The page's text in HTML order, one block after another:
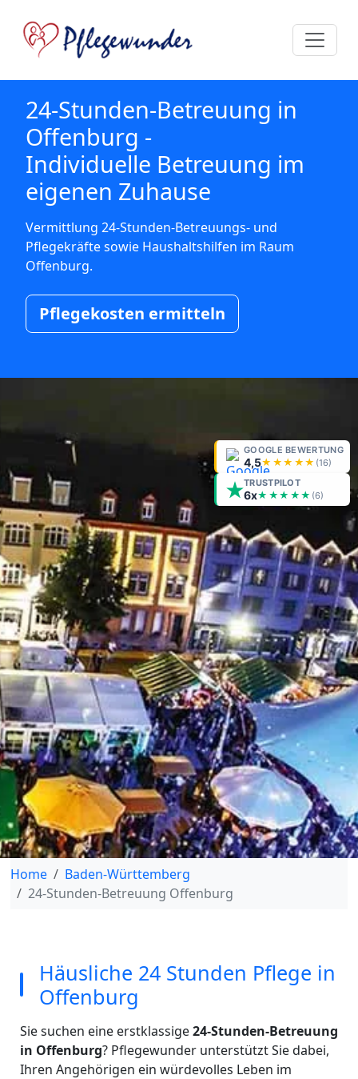
GOOGLE BEWERTUNG
4,5★★★★★ (16)
TRUSTPILOT
6x★★★★★ (6)
24-Stunden-Betreuung in
Offenburg -
Individuelle Betreuung im
eigenen Zuhause
Vermittlung 24-Stunden-Betreuungs- und
Pflegekräfte sowie Haushaltshilfen im Raum
Offenburg.
Pflegekosten ermitteln
Home
Baden-Württemberg
24-Stunden-Betreuung Offenburg
Häusliche 24 Stunden Pflege in
Offenburg
Sie suchen eine erstklassige24-Stunden-Betreuung
in Offenburg? Pflegewunder unterstützt Sie dabei,
Ihren Angehörigen ein würdevolles Leben im